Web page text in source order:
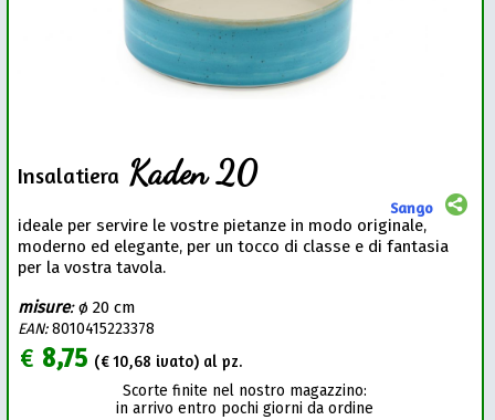
Insalatiera Kaden 20
Sango
ideale per servire le vostre pietanze in modo originale,
moderno ed elegante, per un tocco di classe e di fantasia
per la vostra tavola.
misure:ø 20 cm
EAN:8010415223378
€ 8,75 (€10,68 ivato) al pz.
Scorte finite nel nostro magazzino:
in arrivo entro pochi giorni da ordine